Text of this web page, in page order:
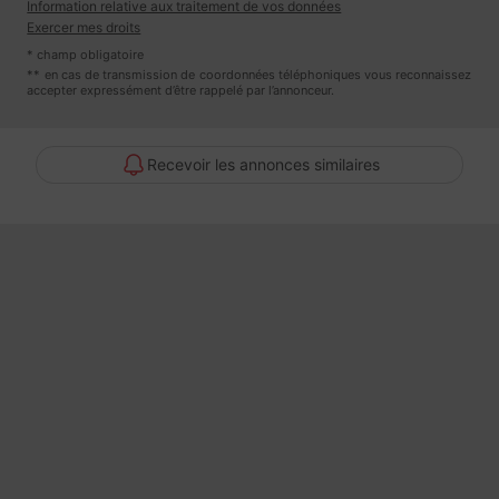
Un wc complète chaque niveau.
Les ouvrants sont en aluminium double vitrage, l'apport calorifique
est assuré par un plancher chauffant et rafraichissant en été.
Information relative aux traitement de vos données
Exercer mes droits
* champ obligatoire
** en cas de transmission de coordonnées téléphoniques vous reconnaissez
accepter expressément d’être rappelé par l’annonceur.
Recevoir les annonces similaires